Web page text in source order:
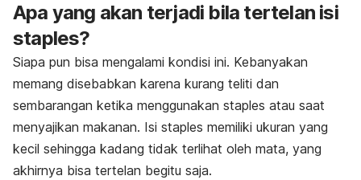
Apa yang akan terjadi bila tertelan isi
staples?
Siapa pun bisa mengalami kondisi ini. Kebanyakan
memang disebabkan karena kurang teliti dan
sembarangan ketika menggunakan staples atau saat
menyajikan makanan. Isi staples memiliki ukuran yang
kecil sehingga kadang tidak terlihat oleh mata, yang
akhirnya bisa tertelan begitu saja.